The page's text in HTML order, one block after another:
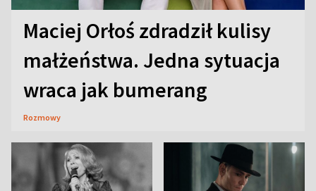
Maciej Orłoś zdradził kulisy
małżeństwa. Jedna sytuacja
wraca jak bumerang
Rozmowy